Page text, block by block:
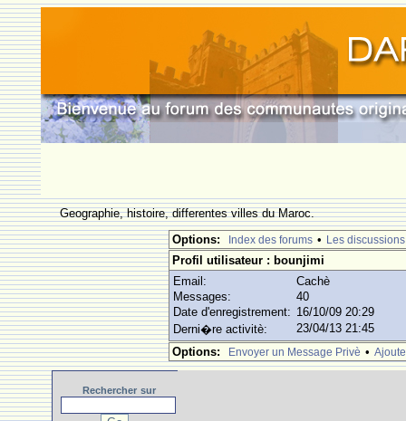
Geographie, histoire, differentes villes du Maroc.
Options:
Index des forums • Les discussions
Profil utilisateur : bounjimi
Email:
Cachè
Messages:
40
Date d'enregistrement: 16/10/09 20:29
Derni�re activitè:
23/04/13 21:45
Options:
Envoyer un Message Privè •
Rechercher sur